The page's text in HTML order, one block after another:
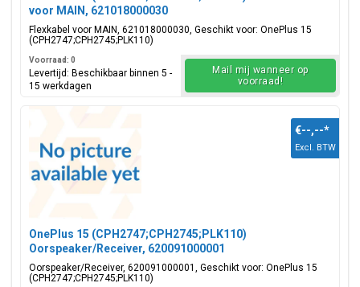
voor MAIN, 621018000030
Flexkabel voor MAIN, 621018000030, Geschikt voor: OnePlus 15
(CPH2747;CPH2745;PLK110)
Voorraad: 0
Levertijd: Beschikbaar binnen 5 -
15 werkdagen
Mail mij wanneer op
voorraad!
OnePlus 15 (CPH2747;CPH2745;PLK110)
Oorspeaker/Receiver, 620091000001
Oorspeaker/Receiver, 620091000001, Geschikt voor: OnePlus 15
(CPH2747;CPH2745;PLK110)
€--,--*
Excl. BTW